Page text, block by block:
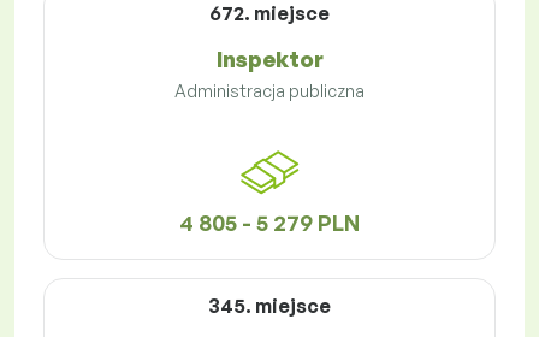
672. miejsce
Inspektor
Administracja publiczna
4 805 - 5 279 PLN
345. miejsce